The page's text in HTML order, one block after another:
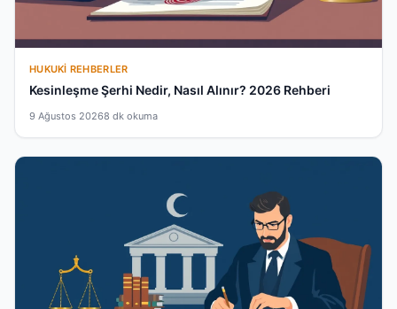
HUKUKI REHBERLER
Kesinleşme Şerhi Nedir, Nasıl Alınır? 2026 Rehberi
9 Ağustos 20268 dk okuma